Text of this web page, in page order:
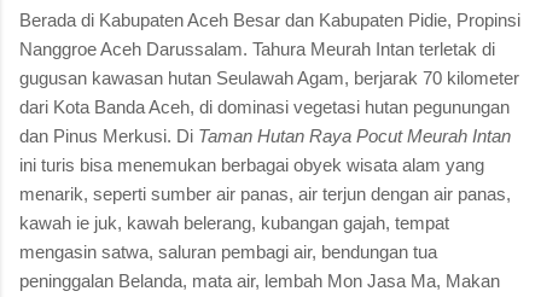
Berada di Kabupaten Aceh Besar dan Kabupaten Pidie, Propinsi
Nanggroe Aceh Darussalam. Tahura Meurah Intan terletak di
gugusan kawasan hutan Seulawah Agam, berjarak 70 kilometer
dari Kota Banda Aceh, di dominasi vegetasi hutan pegunungan
dan Pinus Merkusi. Di Taman Hutan Raya Pocut Meurah Intan
ini turis bisa menemukan berbagai obyek wisata alam yang
menarik, seperti sumber air panas, air terjun dengan air panas,
kawah ie juk, kawah belerang, kubangan gajah, tempat
mengasin satwa, saluran pembagi air, bendungan tua
peninggalan Belanda, mata air, lembah Mon Jasa Ma, Makan